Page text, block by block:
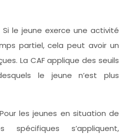
le jeune exerce une activité
partiel, cela peut avoir un
La CAF applique des seuils
le jeune n’est plus
les jeunes en situation de
spécifiques s’appliquent,